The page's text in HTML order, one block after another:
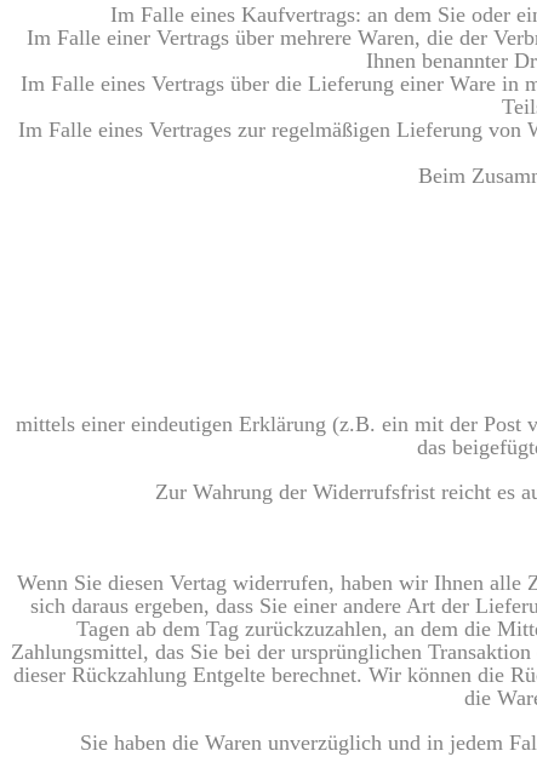
Im Falle eines Kaufvertrags: an dem Sie oder
Im Falle einer Vertrags über mehrere Waren, die der
Ihnen benannter
Im Falle eines Vertrags über die Lieferung einer Ware in
Im Falle eines Vertrages zur regelmäßigen Lieferung
Beim
mittels einer eindeutigen Erklärung (z.B. ein mit der Post
das
Zur Wahrung der Widerrufsfrist reicht es
Wenn Sie diesen Vertag widerrufen, haben wir Ihnen
sich daraus ergeben, dass Sie einer andere Art der
Tagen ab dem Tag zurückzuzahlen, an dem die
Zahlungsmittel, das Sie bei der ursprünglichen
dieser Rückzahlung Entgelte berechnet. Wir können die
die
Sie haben die Waren unverzüglich und in jedem